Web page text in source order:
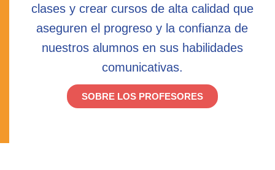
clases y crear cursos de alta calidad que
aseguren el progreso y la confianza de
nuestros alumnos en sus habilidades
comunicativas.
SOBRE LOS PROFESORES